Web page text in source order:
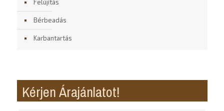
Felújítás
Bérbeadás
Karbantartás
Kérjen Árajánlatot!